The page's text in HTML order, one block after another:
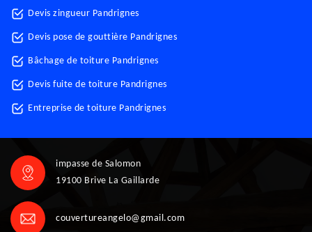
Devis zingueur Pandrignes
Devis pose de gouttière Pandrignes
Bâchage de toiture Pandrignes
Devis fuite de toiture Pandrignes
Entreprise de toiture Pandrignes
impasse de Salomon
19100 Brive La Gaillarde
couvertureangelo@gmail.com